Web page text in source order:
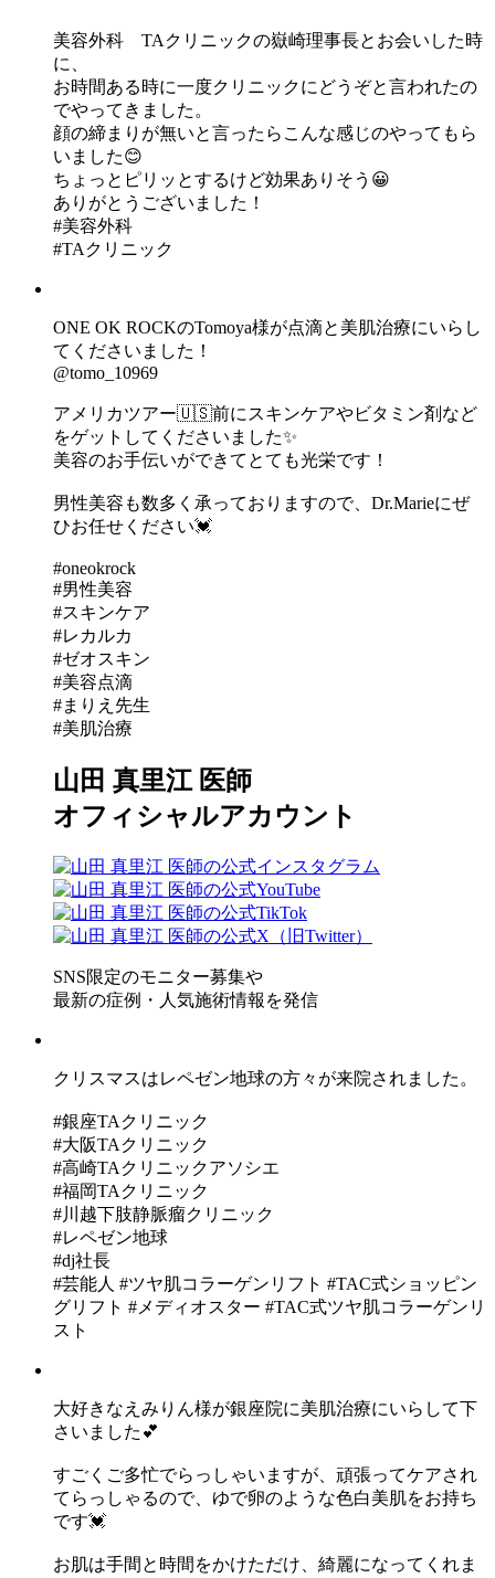
美容外科 TAクリニックの嶽崎理事長とお会いした時
に、
お時間ある時に一度クリニックにどうぞと言われたの
でやってきました。
顔の締まりが無いと言ったらこんな感じのやってもら
いました😊
ちょっとピリッとするけど効果ありそう😀
ありがとうございました！
#美容外科
#TAクリニック
ONE OK ROCKのTomoya様が点滴と美肌治療にいらし
てくださいました！
@tomo_10969
アメリカツアー🇺🇸前にスキンケアやビタミン剤など
をゲットしてくださいました✨
美容のお手伝いができてとても光栄です！
男性美容も数多く承っておりますので、Dr.Marieにぜ
ひお任せください💓
#oneokrock
#男性美容
#スキンケア
#レカルカ
#ゼオスキン
#美容点滴
#まりえ先生
#美肌治療
山田 真里江 医師
オフィシャルアカウント
SNS限定のモニター募集や
最新の症例・人気施術情報を発信
クリスマスはレペゼン地球の方々が来院されました。
#銀座TAクリニック
#大阪TAクリニック
#高崎TAクリニックアソシエ
#福岡TAクリニック
#川越下肢静脈瘤クリニック
#レペゼン地球
#dj社長
#芸能人 #ツヤ肌コラーゲンリフト #TAC式ショッピン
グリフト #メディオスター #TAC式ツヤ肌コラーゲンリ
スト
大好きなえみりん様が銀座院に美肌治療にいらして下
さいました💕
すごくご多忙でらっしゃいますが、頑張ってケアされ
てらっしゃるので、ゆで卵のような色白美肌をお持ち
です💓
お肌は手間と時間をかけただけ、綺麗になってくれま